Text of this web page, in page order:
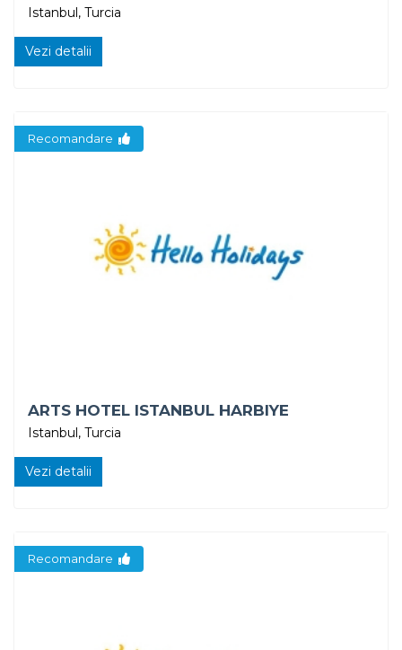
Istanbul, Turcia
Vezi detalii
Recomandare
ARTS HOTEL ISTANBUL HARBIYE
Istanbul, Turcia
Vezi detalii
Recomandare